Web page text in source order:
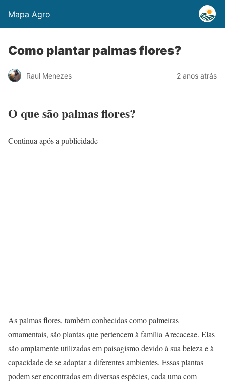
Mapa Agro
Como plantar palmas flores?
Raul Menezes 2 anos atrás
O que são palmas flores?
Continua após a publicidade
As palmas flores, também conhecidas como palmeiras
ornamentais, são plantas que pertencem à família Arecaceae. Elas
são amplamente utilizadas em paisagismo devido à sua beleza e à
capacidade de se adaptar a diferentes ambientes. Essas plantas
podem ser encontradas em diversas espécies, cada uma com